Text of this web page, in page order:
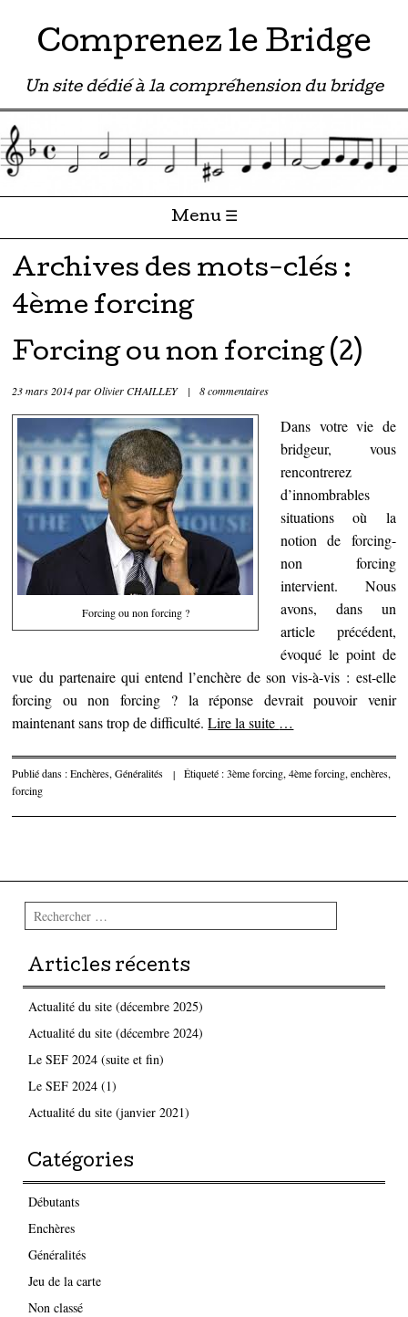
Comprenez le Bridge
Un site dédié à la compréhension du bridge
Menu ☰
Passer directement au contenu
Archives des mots-clés :
4ème forcing
Forcing ou non forcing (2)
23 mars 2014parOlivier CHAILLEY | 8 commentaires
Forcing ou non forcing ?
Dans votre vie de
bridgeur, vous
rencontrerez
d’innombrables
situations où la
notion de forcing-
non forcing
intervient. Nous
avons, dans un
article précédent,
évoqué le point de
vue du partenaire qui entend l’enchère de son vis-à-vis : est-elle
forcing ou non forcing ? la réponse devrait pouvoir venir
maintenant sans trop de difficulté.Lire la suite …
Publié dans :Enchères,Généralités | Étiqueté :3ème forcing,4ème forcing,enchères,
forcing
Rechercher
Articles récents
Actualité du site (décembre 2025)
Actualité du site (décembre 2024)
Le SEF 2024 (suite et fin)
Le SEF 2024 (1)
Actualité du site (janvier 2021)
Catégories
Débutants
Enchères
Généralités
Jeu de la carte
Non classé